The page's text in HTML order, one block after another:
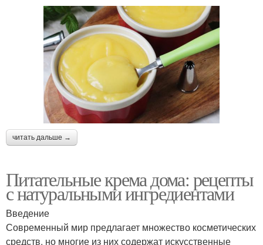
читать дальше →
Питательные крема дома: рецепты
с натуральными ингредиентами
Введение
Современный мир предлагает множество косметических
средств, но многие из них содержат искусственные